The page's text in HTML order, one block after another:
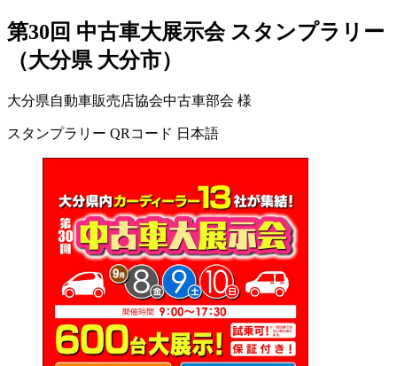
第30回 中古車大展示会 スタンプラリー
（大分県 大分市）
大分県自動車販売店協会中古車部会 様
スタンプラリー QRコード 日本語